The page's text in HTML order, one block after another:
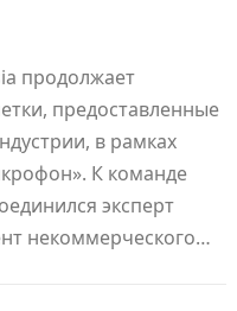
продолжает
предоставленные
в рамках
К команде
эксперт
некоммерческого…